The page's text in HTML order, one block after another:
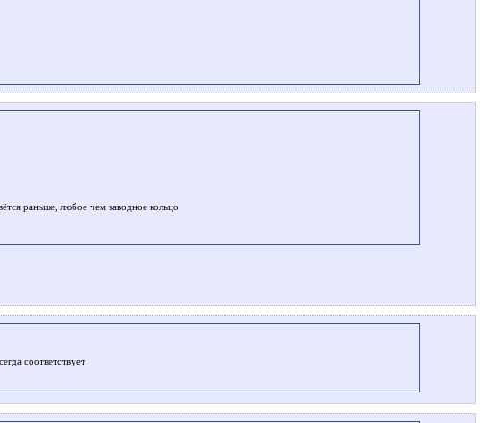
раньше, любое чем заводное кольцо
соответствует